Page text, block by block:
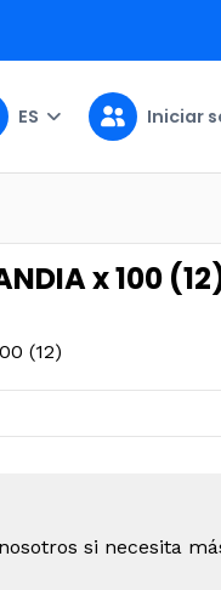
ES Iniciar
x 100
(12)
si necesita